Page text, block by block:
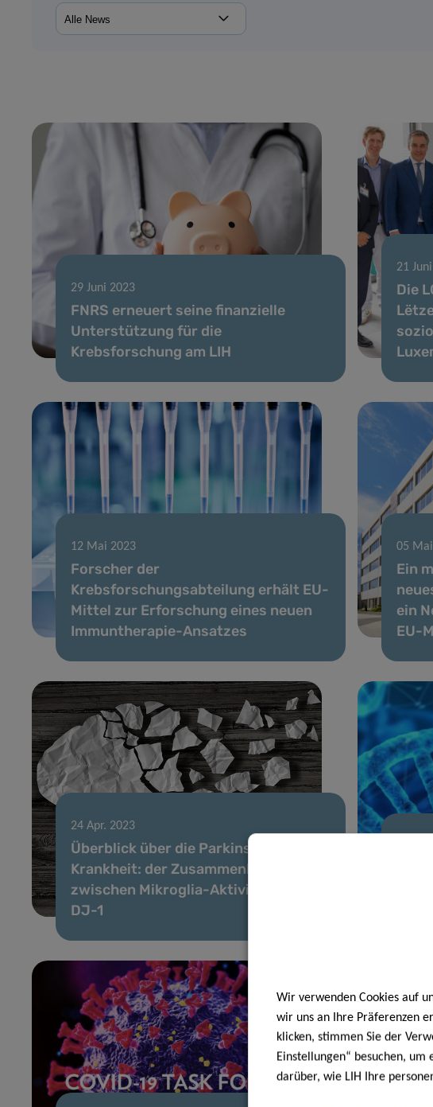
29 Juni 2023
FNRS erneuert seine finanzielle
Unterstützung für die
Krebsforschung am LIH
21
Die
12 Mai 2023
Forscher der
Krebsforschungsabteilung erhält EU-
Mittel zur Erforschung eines neuen
Immuntherapie-Ansatzes
05
Ein
ein
EU-
24 Apr. 2023
Überblick über die Parkinson-
Krankheit: der Zusammenhang
zwischen Mikroglia-Aktivierung und
DJ-1
Wir verwenden Cookies auf
wir uns an Ihre Präferenzen
klicken, stimmen Sie der
Einstellungen“ besuchen,
darüber, wie LIH Ihre